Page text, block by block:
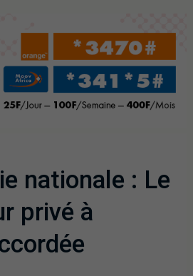
nationale : Le
privé à